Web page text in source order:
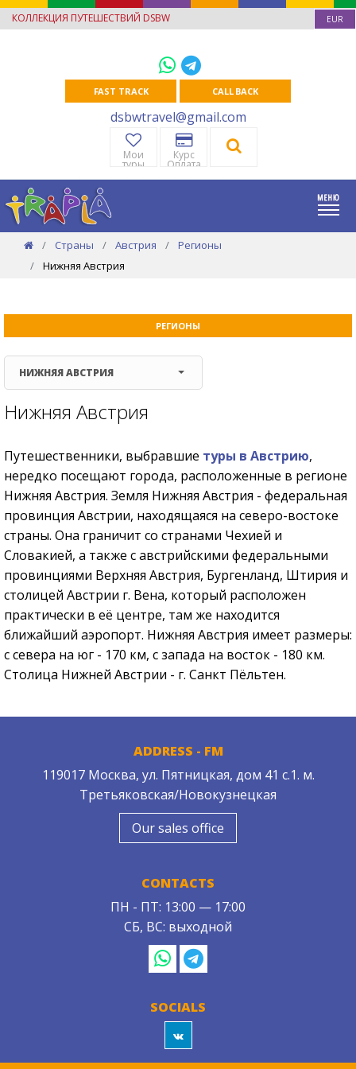
КОЛЛЕКЦИЯ ПУТЕШЕСТВИЙ DSBW EUR
FAST TRACK CALL BACK
dsbwtravel@gmail.com
Мои
туры
Курс
Оплата
Страны Австрия
Регионы
Нижняя Австрия
РЕГИОНЫ
НИЖНЯЯ АВСТРИЯ
Нижняя Австрия
Путешественники, выбравшие туры в Австрию,
нередко посещают города, расположенные в регионе
Нижняя Австрия. Земля Нижняя Австрия - федеральная
провинция Австрии, находящаяся на северо-востоке
страны. Она граничит со странами Чехией и
Словакией, а также с австрийскими федеральными
провинциями Верхняя Австрия, Бургенланд, Штирия и
столицей Австрии г. Вена, который расположен
практически в её центре, там же находится
ближайший аэропорт. Нижняя Австрия имеет размеры:
с севера на юг - 170 км, с запада на восток - 180 км.
Столица Нижней Австрии - г. Санкт Пёльтен.
ADDRESS - FM
119017 Москва, ул. Пятницкая, дом 41 с.1. м.
Третьяковская/Новокузнецкая
Our sales office
CONTACTS
ПН - ПТ: 13:00 — 17:00
СБ, ВС: выходной
SOCIALS